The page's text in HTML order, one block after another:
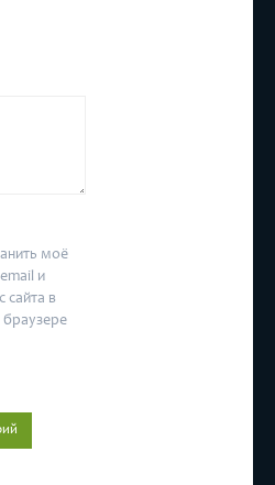
моё
и
сайта в